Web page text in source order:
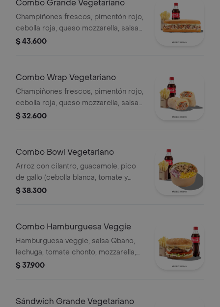
Combo Grande Vegetariano
Champiñones frescos, pimentón rojo,
cebolla roja, queso mozzarella, salsa
Qbano, papas francesa y bebida.
$ 43.600
Combo Wrap Vegetariano
Champiñones frescos, pimentón rojo,
cebolla roja, queso mozzarella, salsa
Qbano, papas y bebida.
$ 32.600
Combo Bowl Vegetariano
Arroz con cilantro, guacamole, pico
de gallo (cebolla blanca, tomate y
cilantro), maíz tierno, cebolla roja y
$ 38.300
Combo Hamburguesa Veggie
Hamburguesa veggie, salsa Qbano,
lechuga, tomate chonto, mozzarella,
champiñón, cilantro, salsa de queso
$ 37.900
Sándwich Grande Vegetariano